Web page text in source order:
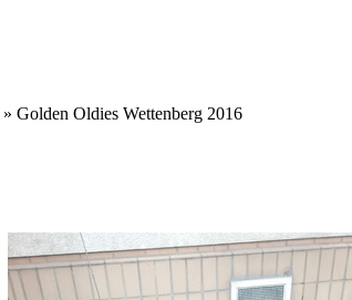
» Golden Oldies Wettenberg 2016